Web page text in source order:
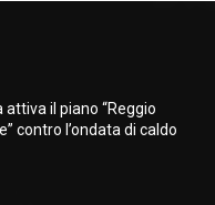
attiva il piano “Reggio
contro l’ondata di caldo